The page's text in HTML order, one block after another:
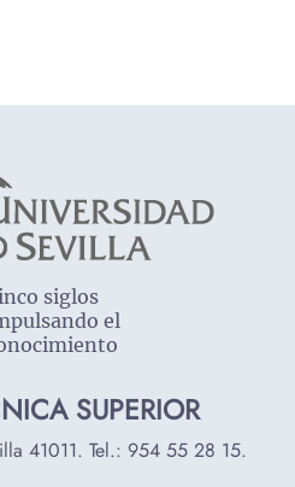
siglos
el
SUPERIOR
41011. Tel.: 954 55 28 15.